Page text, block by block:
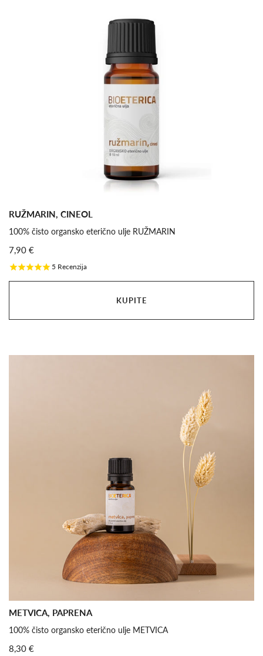
RUŽMARIN, CINEOL
100% čisto organsko eterično ulje RUŽMARIN
7,90 €
5 Recenzija
KUPITE
METVICA, PAPRENA
100% čisto organsko eterično ulje METVICA
8,30 €